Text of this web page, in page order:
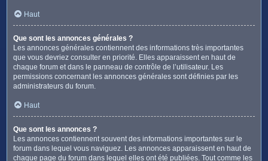
Haut
Que sont les annonces générales ?
Les annonces générales contiennent des informations très importantes
que vous devriez consulter en priorité. Elles apparaissent en haut de
chaque forum et dans le panneau de contrôle de l’utilisateur. Les
permissions concernant les annonces générales sont définies par les
administrateurs du forum.
Haut
Que sont les annonces ?
Les annonces contiennent souvent des informations importantes sur le
forum dans lequel vous naviguez. Les annonces apparaissent en haut de
chaque page du forum dans lequel elles ont été publiées. Tout comme les